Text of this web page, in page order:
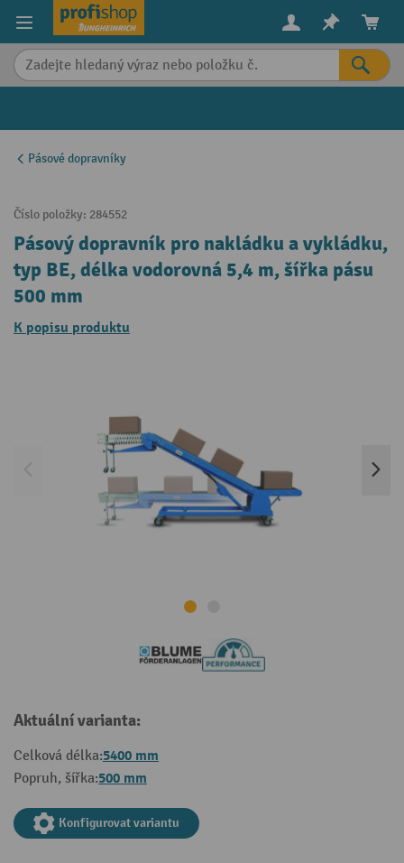
content
Pásové dopravníky
Číslo položky: 284552
Pásový dopravník pro nakládku a vykládku,
typ BE, délka vodorovná 5,4 m, šířka pásu
500 mm
K popisu produktu
Aktuální varianta:
Celková délka:5400 mm
Popruh, šířka:500 mm
Konfigurovat variantu